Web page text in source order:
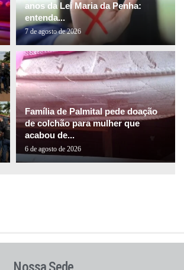
anos da Lei Maria da Penha:
entenda...
7 de agosto de 2026
Família de Palmital pede doação
de colchão para mulher que
acabou de...
6 de agosto de 2026